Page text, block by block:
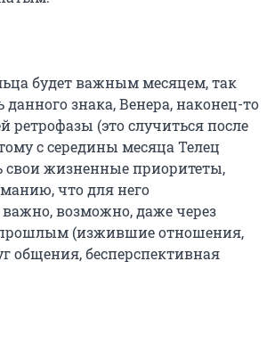
будет важным месяцем, так
данного знака, Венера, наконец-то
ретрофазы (это случиться после
с середины месяца Телец
свои жизненные приоритеты,
что для него
важно, возможно, даже через
прошлым (изжившие отношения,
общения, бесперспективная